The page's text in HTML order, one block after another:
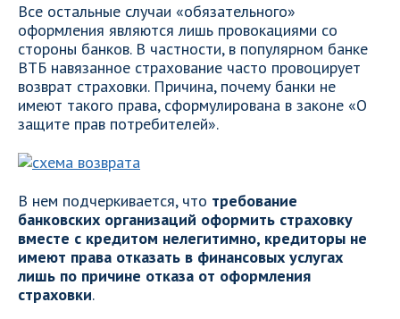
Все остальные случаи «обязательного»
оформления являются лишь провокациями со
стороны банков. В частности, в популярном банке
ВТБ навязанное страхование часто провоцирует
возврат страховки. Причина, почему банки не
имеют такого права, сформулирована в законе «О
защите прав потребителей».
В нем подчеркивается, что требование
банковских организаций оформить страховку
вместе с кредитом нелегитимно, кредиторы не
имеют права отказать в финансовых услугах
лишь по причине отказа от оформления
страховки.